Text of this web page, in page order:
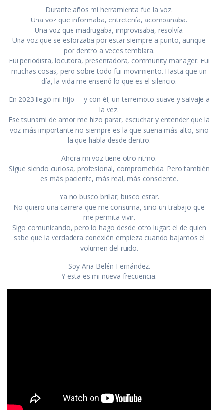
Durante años mi herramienta fue la voz.
Una voz que informaba, entretenía, acompañaba.
Una voz que madrugaba, improvisaba, resolvía.
Una voz que se esforzaba por estar siempre a punto, aunque
por dentro a veces temblara.
Fui periodista, locutora, presentadora, community manager. Fui
muchas cosas, pero sobre todo fui movimiento. Hasta que un
día, la vida me enseñó lo que es el silencio.
En 2023 llegó mi hijo —y con él, un terremoto suave y salvaje a
la vez.
Ese tsunami de amor me hizo parar, escuchar y entender que la
voz más importante no siempre es la que suena más alto, sino
la que habla desde dentro.
Ahora mi voz tiene otro ritmo.
Sigue siendo curiosa, profesional, comprometida. Pero también
es más paciente, más real, más consciente.
Ya no busco brillar; busco estar.
No quiero una carrera que me consuma, sino un trabajo que
me permita vivir.
Sigo comunicando, pero lo hago desde otro lugar: el de quien
sabe que la verdadera conexión empieza cuando bajamos el
volumen del ruido.
Soy Ana Belén Fernández.
Y esta es mi nueva frecuencia.